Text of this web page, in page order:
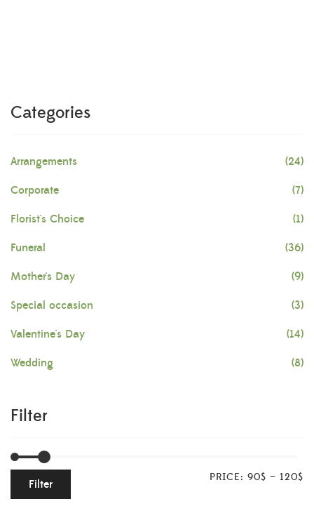
Categories
Arrangements (24)
Corporate (7)
Florist's Choice (1)
Funeral (36)
Mother's Day (9)
Special occasion (3)
Valentine's Day (14)
Wedding (8)
Filter
Filter PRICE: 90$ — 120$